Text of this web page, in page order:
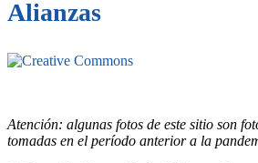
Alianzas
Atención: algunas fotos de este sitio son
tomadas en el período anterior a la